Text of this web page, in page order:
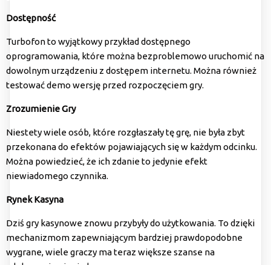
Dostępność
Turbofon to wyjątkowy przykład dostępnego
oprogramowania, które można bezproblemowo uruchomić na
dowolnym urządzeniu z dostępem internetu. Można również
testować demo wersję przed rozpoczęciem gry.
Zrozumienie Gry
Niestety wiele osób, które rozgłaszały tę grę, nie była zbyt
przekonana do efektów pojawiających się w każdym odcinku.
Można powiedzieć, że ich zdanie to jedynie efekt
niewiadomego czynnika.
Rynek Kasyna
Dziś gry kasynowe znowu przybyły do użytkowania. To dzięki
mechanizmom zapewniającym bardziej prawdopodobne
wygrane, wiele graczy ma teraz większe szanse na